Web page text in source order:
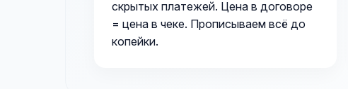
скрытых платежей. Цена в договоре
= цена в чеке. Прописываем всё до
копейки.